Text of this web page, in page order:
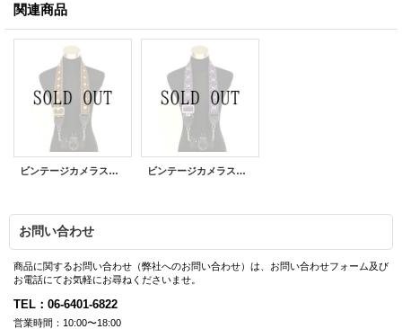
関連商品
ビンテージカメラストラップ ビンテージカメラストラップ
お問い合わせ
商品に関するお問い合わせ（弊社へのお問い合わせ）は、お問い合わせフォーム及び
お電話にてお気軽にお尋ねくださいませ。
TEL：06-6401-6822
営業時間：10:00〜18:00